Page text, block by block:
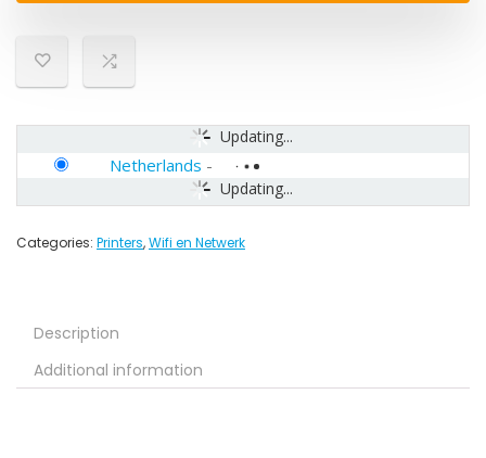
Updating...
Updating...
Netherlands -
Categories: Printers,Wifi en Netwerk
Description
Additional information